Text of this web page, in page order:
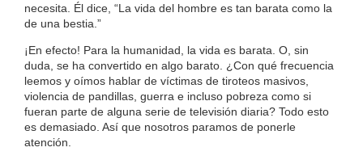
necesita. Él dice, “La vida del hombre es tan barata como la
de una bestia.”
¡En efecto! Para la humanidad, la vida es barata. O, sin
duda, se ha convertido en algo barato. ¿Con qué frecuencia
leemos y oímos hablar de víctimas de tiroteos masivos,
violencia de pandillas, guerra e incluso pobreza como si
fueran parte de alguna serie de televisión diaria? Todo esto
es demasiado. Así que nosotros paramos de ponerle
atención.